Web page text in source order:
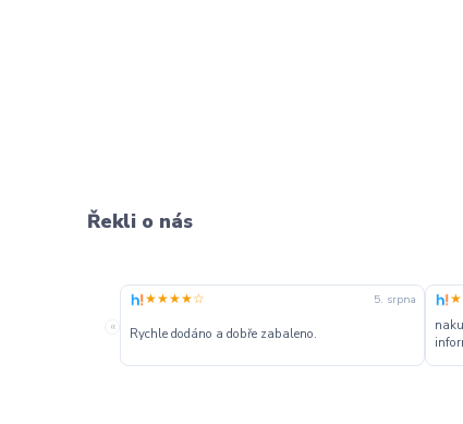
Řekli o nás
«
★★★★☆ 5. srpna
Rychle dodáno a dobře zabaleno.